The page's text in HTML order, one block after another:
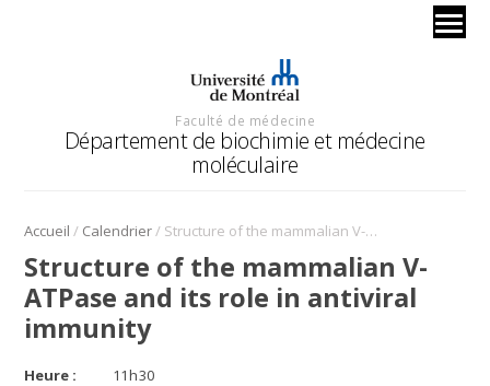
Faculté de médecine
Département de biochimie et médecine
moléculaire
Accueil / Calendrier/ Structure of the mammalian V-ATPase and its role in antiviral immunity
Structure of the mammalian V-
ATPase and its role in antiviral
immunity
Heure : 11h30